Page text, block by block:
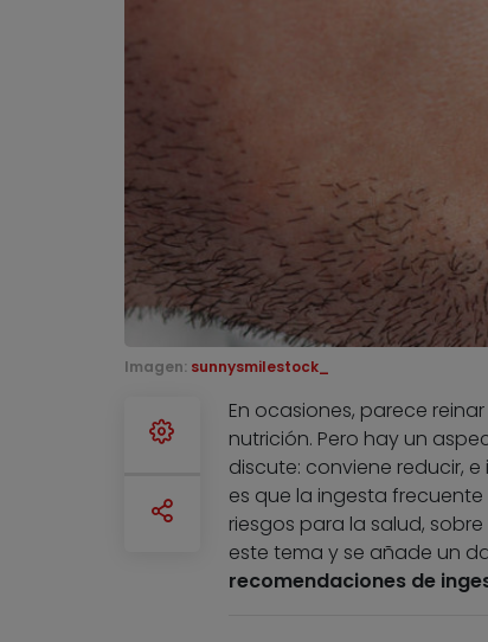
Imagen: sunnysmilestock_
En ocasiones, parece
nutrición. Pero hay un
discute: conviene reducir,
es que la ingesta frecuente
riesgos para la salud,
este tema y se añade un
recomendaciones de